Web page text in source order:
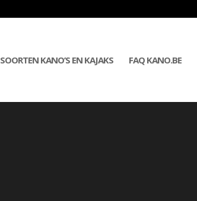
SOORTEN KANO’S EN KAJAKS FAQ KANO.BE